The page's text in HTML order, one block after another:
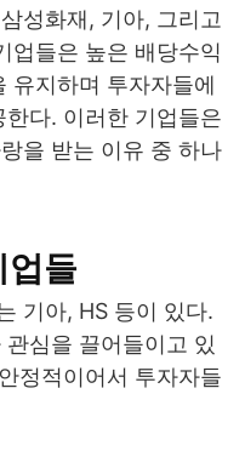
성화재, 기아, 그리고
업들은 높은 배당수익
유지하며 투자자들에
다. 이러한 기업들은
을 받는 이유 중 하나
업들
기아, HS 등이 있다.
심을 끌어들이고 있
정적이어서 투자자들